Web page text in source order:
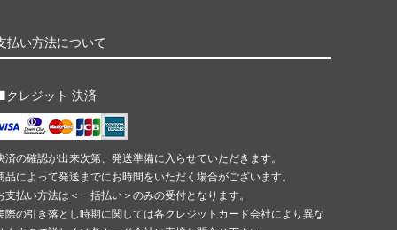
払い方法について
クレジット 決済
済の確認が出来次第、発送準備に入らせていただきます。
品によって発送までにお時間をいただく場合がございます。
支払い方法は＜一括払い＞のみの受付となります。
際の引き落とし時期に関しては各クレジットカード会社により異な